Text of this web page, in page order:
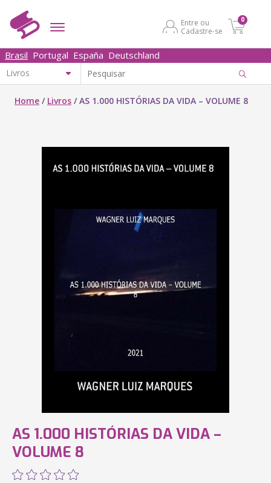
Entre ou
Cadastre-se
0
Brasil Portugal España Deutschland
Home / Livros /AS 1.000 HISTÓRIAS DA VIDA – VOLUME 8
AS 1.000 HISTÓRIAS DA VIDA –
VOLUME 8